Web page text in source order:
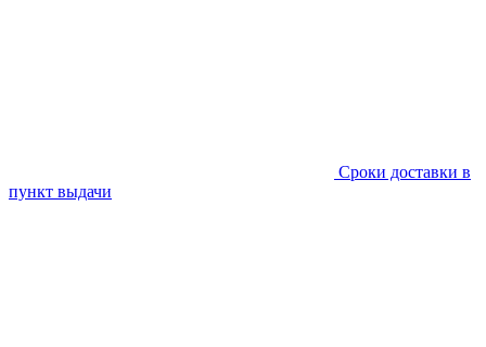
Сроки доставки в
пункт выдачи